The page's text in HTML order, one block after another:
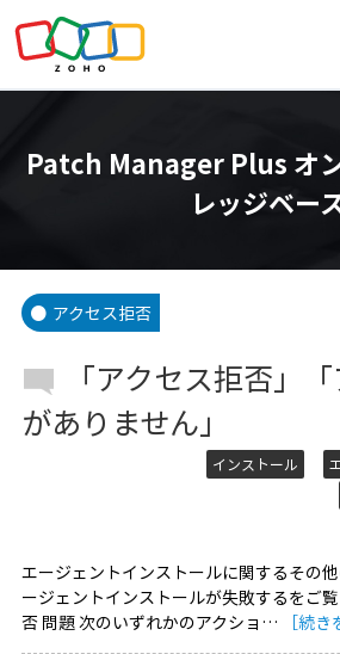
Patch Manager Plus オ
レッジベー
アクセス拒否
「アクセス拒否」
がありません」
インストール
エージェントインストールに関するその
ージェントインストールが失敗するをご
否 問題 次のいずれかのアクショ…
［続き